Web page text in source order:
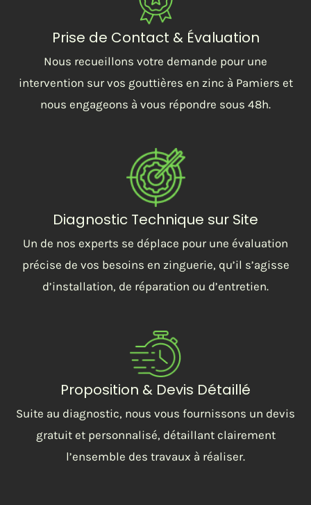
Prise de Contact & Évaluation
Nous recueillons votre demande pour une
intervention sur vos gouttières en zinc à Pamiers et
nous engageons à vous répondre sous 48h.
Diagnostic Technique sur Site
Un de nos experts se déplace pour une évaluation
précise de vos besoins en zinguerie, qu’il s’agisse
d’installation, de réparation ou d’entretien.
Proposition & Devis Détaillé
Suite au diagnostic, nous vous fournissons un devis
gratuit et personnalisé, détaillant clairement
l’ensemble des travaux à réaliser.